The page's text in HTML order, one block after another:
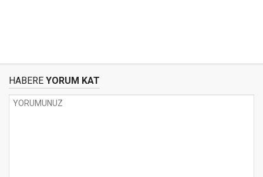
HABERE YORUM KAT